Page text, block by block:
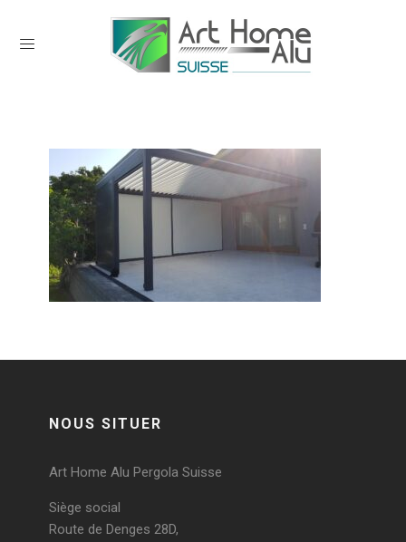
NOUS SITUER
Art Home Alu Pergola Suisse
Siège social
Route de Denges 28D,